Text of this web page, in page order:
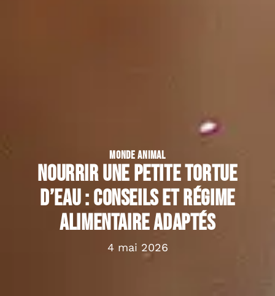
MONDE ANIMAL
Nourrir une petite tortue
d’eau : conseils et régime
alimentaire adaptés
4 mai 2026